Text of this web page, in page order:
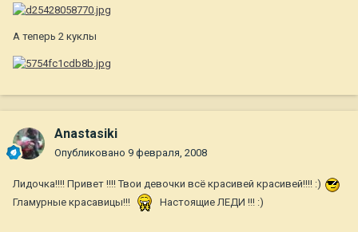
А теперь 2 куклы
Anastasiki
Опубликовано 9 февраля, 2008
Лидочка!!!! Привет !!!! Твои девочки всё красивей красивей!!!! :)
Гламурные красавицы!!!
Настоящие ЛЕДИ !!! :)